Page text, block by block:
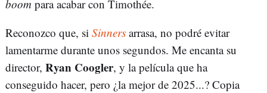
boom para acabar con Timothée.
Reconozco que, si Sinners arrasa, no podré evitar
lamentarme durante unos segundos. Me encanta su
director, Ryan Coogler, y la película que ha
conseguido hacer, pero ¿la mejor de 2025...? Copia